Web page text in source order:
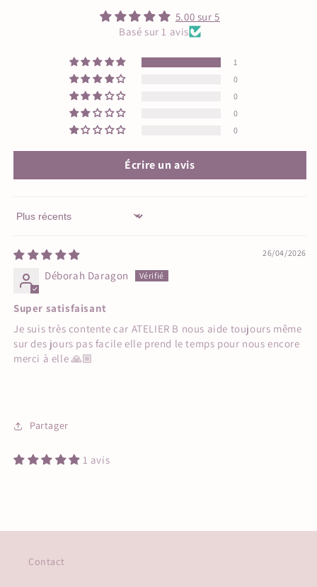
5.00 sur 5
Basé sur 1 avis
1
0
0
0
0
Écrire un avis
Sort by
26/04/2026
Déborah Daragon
Super satisfaisant
Je suis très contente car ATELIER B nous aide toujours même
sur des jours pas facile elle prend le temps pour nous encore
merci à elle 🙏🏼
Partager
1 avis
Contact